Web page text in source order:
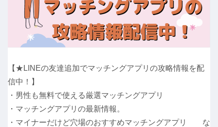
【★LINEの友達追加でマッチングアプリの攻略情報を配
信中！】
・男性も無料で使える厳選マッチングアプリ
・マッチングアプリの最新情報。
・マイナーだけど穴場のおすすめマッチングアプリ な